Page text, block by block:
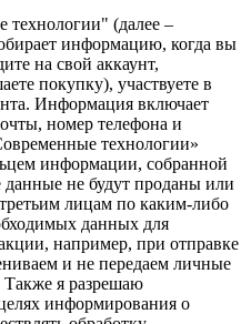
(далее –
информацию, когда вы
на свой аккаунт,
покупку), участвуете в
Информация включает
номер телефона и
технологии»
информации, собранной
не будут проданы или
лицам по каким-либо
данных для
например, при отправке
и не передаем личные
я разрешаю
информирования о